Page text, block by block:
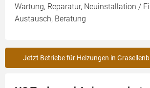
Wartung, Reparatur, Neuinstallation /
Austausch, Beratung
Jetzt Betriebe für Heizungen in